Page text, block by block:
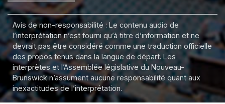
Avis de non-responsabilité : Le contenu audio de
l’interprétation n’est fourni qu’à titre d’information et ne
devrait pas être considéré comme une traduction officielle
des propos tenus dans la langue de départ. Les
interprètes et l’Assemblée législative du Nouveau-
Brunswick n’assument aucune responsabilité quant aux
inexactitudes de l’interprétation.